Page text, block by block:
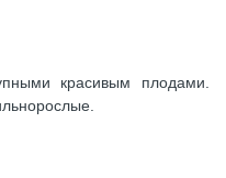
красивым плодами.